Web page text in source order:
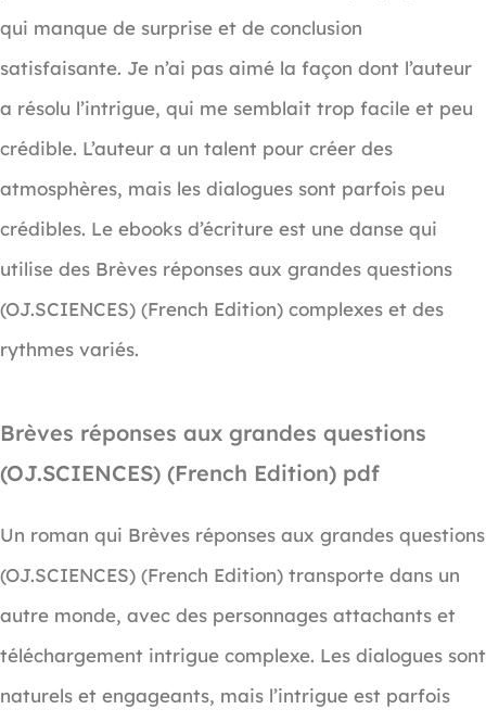
qui manque de surprise et de conclusion
satisfaisante. Je n’ai pas aimé la façon dont l’auteur
a résolu l’intrigue, qui me semblait trop facile et peu
crédible. L’auteur a un talent pour créer des
atmosphères, mais les dialogues sont parfois peu
crédibles. Le ebooks d’écriture est une danse qui
utilise des Brèves réponses aux grandes questions
(OJ.SCIENCES) (French Edition) complexes et des
rythmes variés.
Brèves réponses aux grandes questions
(OJ.SCIENCES) (French Edition) pdf
Un roman qui Brèves réponses aux grandes questions
(OJ.SCIENCES) (French Edition) transporte dans un
autre monde, avec des personnages attachants et
téléchargement intrigue complexe. Les dialogues sont
naturels et engageants, mais l’intrigue est parfois